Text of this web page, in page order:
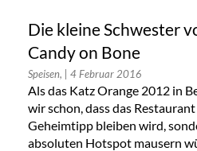
Die kleine Schwester
Candy on Bone
Speisen, | 4 Februar 2016
Als das Katz Orange 2012 in
wir schon, dass das
Geheimtipp bleiben wird,
absoluten Hotspot mausern